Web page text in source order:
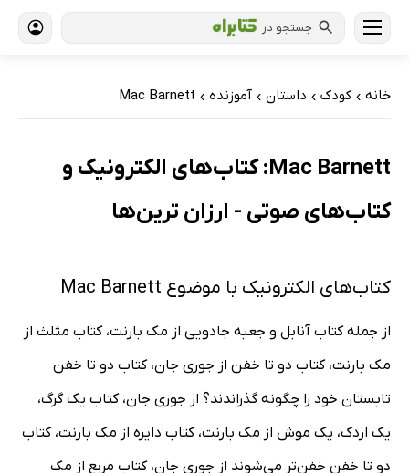
جستجو در
خانه › کودک › داستان › آموزنده ›
Mac Barnett
Mac Barnett: کتاب‌های الکترونیک و
کتاب‌های صوتی - ارزان ترین‌ها
کتاب‌های الکترونیک با موضوع Mac Barnett
از جمله کتاب آنابل و جعبه جادویی از مک بارنت، کتاب مثلث از
مک بارنت، کتاب دو تا خفن از جوری جان، کتاب دو تا خفن
تابستان خود را چگونه گذراندند؟ از جوری جان، کتاب یک گرگ،
یک اردک، یک موش از مک بارنت، کتاب دایره از مک بارنت، کتاب
دو تا خفن خفن‌تر می‌شوند از جوری جان، کتاب مربع از مک